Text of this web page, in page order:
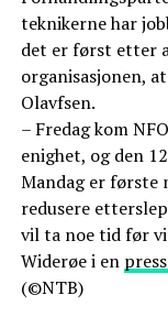
teknikerne har
det er først etter
organisasjonen,
Olavfsen.
– Fredag kom
enighet, og den
Mandag er første
redusere
vil ta noe tid før
Widerøe i en
(©NTB)